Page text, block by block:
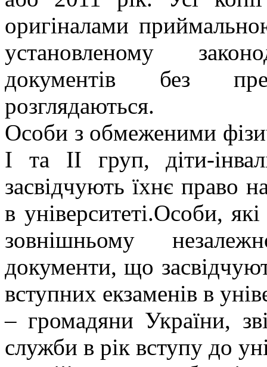
оригіналами
установленому
документів без
розглядаються.
Особи з обмеженими
І та ІІ груп, діти-
засвідчують їхнє право
в університеті.Особи,
зовнішньому
документи, що
вступних екзаменів в
– громадяни України,
служби в рік вступу до